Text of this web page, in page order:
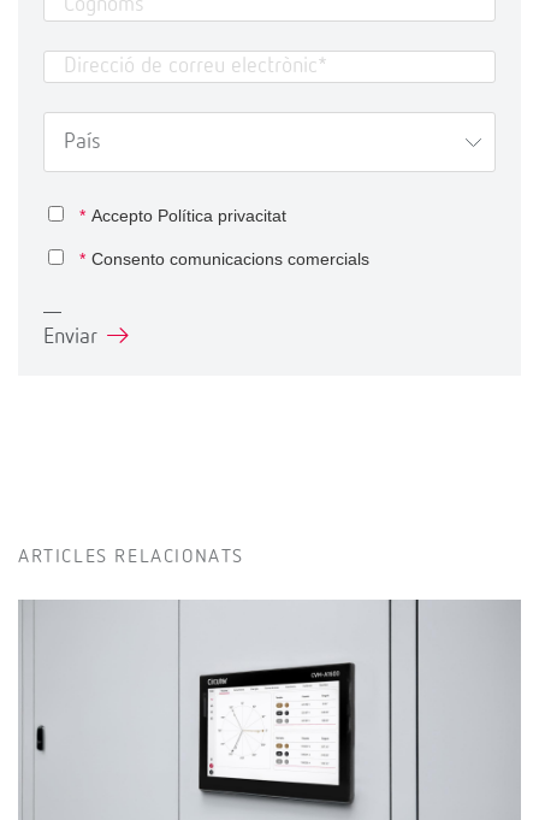
* Accepto Política privacitat
* Consento comunicacions comercials
Enviar
ARTICLES RELACIONATS